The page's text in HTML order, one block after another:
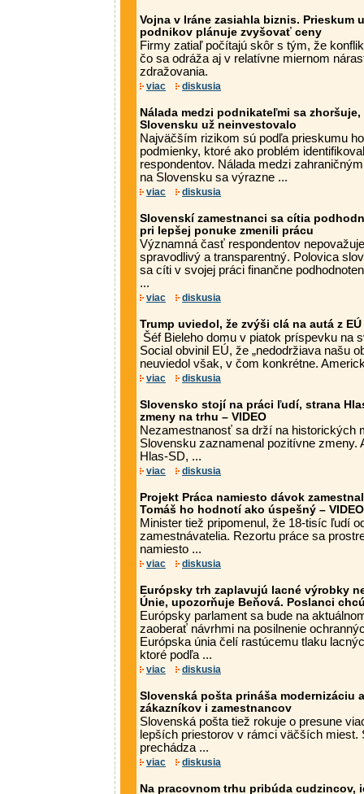
Vojna v Iráne zasiahla biznis. Prieskum
podnikov plánuje zvyšovať ceny
Firmy zatiaľ počítajú skôr s tým, že
čo sa odráža aj v relatívne miernom
zdražovania.
viac diskusia
Nálada medzi podnikateľmi sa
Slovensku už neinvestovalo
Najväčším rizikom sú podľa prieskumu
podmienky, ktoré ako problém
respondentov. Nálada medzi
na Slovensku sa výrazne ...
viac diskusia
Slovenskí zamestnanci sa cítia
pri lepšej ponuke zmenili prácu
Významná časť respondentov
spravodlivý a transparentný. Polovica
sa cíti v svojej práci finančne
...
viac diskusia
Trump uviedol, že zvýši clá na autá z
Šéf Bieleho domu v piatok príspevku na
Social obvinil EÚ, že „nedodržiava našu
neuviedol však, v čom konkrétne.
viac diskusia
Slovensko stojí na práci ľudí, strana
zmeny na trhu – VIDEO
Nezamestnanosť sa drží na historických
Slovensku zaznamenal pozitívne zmeny.
Hlas-SD, ...
viac diskusia
Projekt Práca namiesto dávok
Tomáš ho hodnotí ako úspešný – VIDEO
Minister tiež pripomenul, že 18-tisíc ľudí
zamestnávatelia. Rezortu práce sa
namiesto ...
viac diskusia
Európsky trh zaplavujú lacné výrobky
Únie, upozorňuje Beňová. Poslanci
Európsky parlament sa bude na
zaoberať návrhmi na posilnenie
Európska únia čelí rastúcemu tlaku
ktoré podľa ...
viac diskusia
Slovenská pošta prináša modernizáciu
zákazníkov i zamestnancov
Slovenská pošta tiež rokuje o presune
lepších priestorov v rámci väčších miest.
prechádza ...
viac diskusia
Na pracovnom trhu pribúda cudzincov,